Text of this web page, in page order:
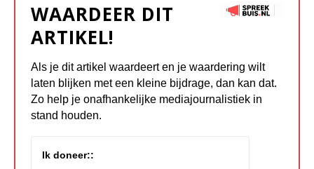
WAARDEER DIT
ARTIKEL!
Als je dit artikel waardeert en je waardering wilt
laten blijken met een kleine bijdrage, dan kan dat.
Zo help je onafhankelijke mediajournalistiek in
stand houden.
Ik doneer::